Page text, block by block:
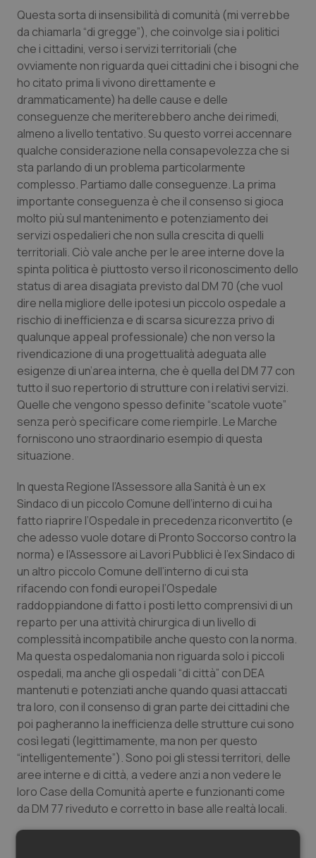
Psoriasi & pelle
Quotidiano Cardiologia
Quotidiano Chirurgia
Quotidiano Oncologia
Quotidiano Pediatria
Rene & patologie urogenitali
Salute orale & impianti
Sangue & coagulazione
Tiroide
Tumore al seno
Tumore ovarico
Tumori del Polmone & Testa Collo
Tumori gastrointestinali
Ulcera & Reflusso
Vaccini
Questa sorta di insensibilità di comunità (mi verrebbe
da chiamarla “di gregge”), che coinvolge sia i politici
che i cittadini, verso i servizi territoriali (che
ovviamente non riguarda quei cittadini che i bisogni che
ho citato prima li vivono direttamente e
drammaticamente) ha delle cause e delle
conseguenze che meriterebbero anche dei rimedi,
almeno a livello tentativo. Su questo vorrei accennare
qualche considerazione nella consapevolezza che si
sta parlando di un problema particolarmente
complesso. Partiamo dalle conseguenze. La prima
importante conseguenza è che il consenso si gioca
molto più sul mantenimento e potenziamento dei
servizi ospedalieri che non sulla crescita di quelli
territoriali. Ciò vale anche per le aree interne dove la
spinta politica è piuttosto verso il riconoscimento dello
status di area disagiata previsto dal DM 70 (che vuol
dire nella migliore delle ipotesi un piccolo ospedale a
rischio di inefficienza e di scarsa sicurezza privo di
qualunque appeal professionale) che non verso la
rivendicazione di una progettualità adeguata alle
esigenze di un’area interna, che è quella del DM 77 con
tutto il suo repertorio di strutture con i relativi servizi.
Quelle che vengono spesso definite “scatole vuote”
senza però specificare come riempirle. Le Marche
forniscono uno straordinario esempio di questa
situazione.
In questa Regione l’Assessore alla Sanità è un ex
Sindaco di un piccolo Comune dell’interno di cui ha
fatto riaprire l’Ospedale in precedenza riconvertito (e
che adesso vuole dotare di Pronto Soccorso contro la
norma) e l’Assessore ai Lavori Pubblici è l’ex Sindaco di
un altro piccolo Comune dell’interno di cui sta
rifacendo con fondi europei l’Ospedale
raddoppiandone di fatto i posti letto comprensivi di un
reparto per una attività chirurgica di un livello di
complessità incompatibile anche questo con la norma.
Ma questa ospedalomania non riguarda solo i piccoli
ospedali, ma anche gli ospedali “di città” con DEA
mantenuti e potenziati anche quando quasi attaccati
tra loro, con il consenso di gran parte dei cittadini che
poi pagheranno la inefficienza delle strutture cui sono
così legati (legittimamente, ma non per questo
“intelligentemente”). Sono poi gli stessi territori, delle
aree interne e di città, a vedere anzi a non vedere le
loro Case della Comunità aperte e funzionanti come
da DM 77 riveduto e corretto in base alle realtà locali.